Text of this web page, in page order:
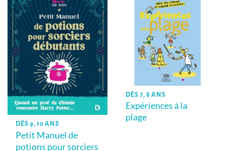
DÈS 9, 10 ANS
Petit Manuel de
potions pour sorciers
DÈS 7, 8 ANS
Expériences à la
plage